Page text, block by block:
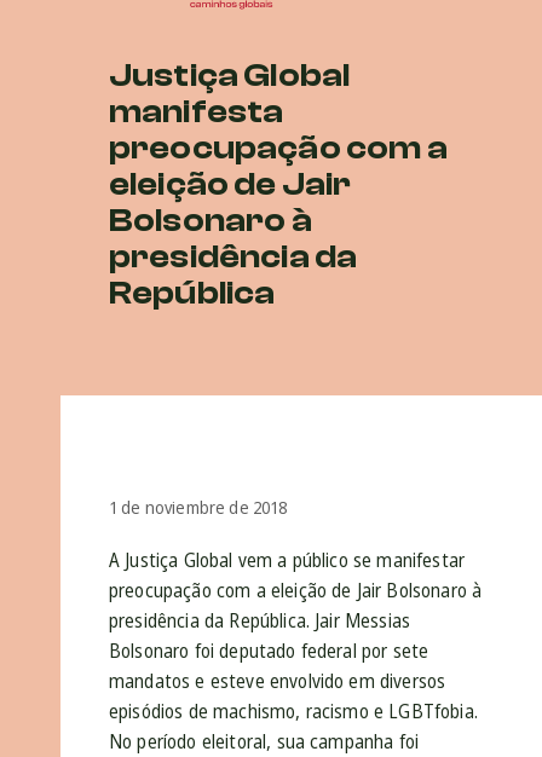
Justiça Global
manifesta
preocupação com a
eleição de Jair
Bolsonaro à
presidência da
República
1 de noviembre de 2018
A Justiça Global vem a público se manifestar
preocupação com a eleição de Jair Bolsonaro à
presidência da República. Jair Messias
Bolsonaro foi deputado federal por sete
mandatos e esteve envolvido em diversos
episódios de machismo, racismo e LGBTfobia.
No período eleitoral, sua campanha foi